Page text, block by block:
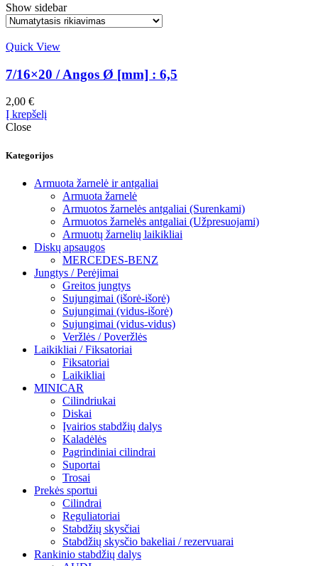
Show sidebar
Quick View
7/16×20 / Angos Ø [mm] : 6,5
2,00 €
Į krepšelį
Close
Kategorijos
Armuota žarnelė ir antgaliai
Armuota žarnelė
Armuotos žarnelės antgaliai (Surenkami)
Armuotos žarnelės antgaliai (Užpresuojami)
Armuotų žarnelių laikikliai
Diskų apsaugos
MERCEDES-BENZ
Jungtys / Perėjimai
Greitos jungtys
Sujungimai (išorė-išorė)
Sujungimai (vidus-išorė)
Sujungimai (vidus-vidus)
Veržlės / Poveržlės
Laikikliai / Fiksatoriai
Fiksatoriai
Laikikliai
MINICAR
Cilindriukai
Diskai
Įvairios stabdžių dalys
Kaladėlės
Pagrindiniai cilindrai
Suportai
Trosai
Prekės sportui
Cilindrai
Reguliatoriai
Stabdžių skysčiai
Stabdžių skysčio bakeliai / rezervuarai
Rankinio stabdžių dalys